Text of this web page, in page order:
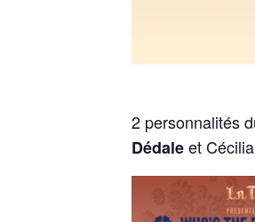
2 personnalités
Dédaleet